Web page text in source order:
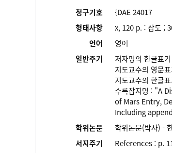
청구기호
{DAE 24017
형태사항
x, 120 p. : 삽도 ;
언어
영어
일반주기
저자명의 한글표
지도교수의 영문
지도교수의 한글
수록잡지명 : "A
of Mars Entry,
Including
학위논문
학위논문(박사) -
서지주기
References : p.